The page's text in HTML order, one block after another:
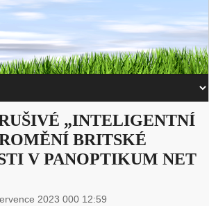
„INTELIGENTNÍ
BRITSKÉ
V PANOPTIKUM NET
2023 000 12:59